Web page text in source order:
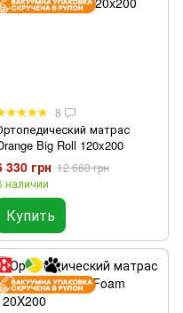
8
матрас
Big Roll 120x200
330 грн 12 660 грн
наличии
Купить